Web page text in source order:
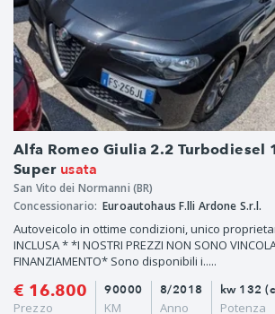
Alfa Romeo Giulia 2.2 Turbodiesel
Super usata
San Vito dei Normanni (BR)
Concessionario: Euroautohaus F.lli Ardone S.r.l.
Autoveicolo in ottime condizioni, unico
INCLUSA * *I NOSTRI PREZZI NON SONO
FINANZIAMENTO* Sono disponibili i.....
€ 16.800
Prezzo
8/2018
Anno
90000
KM
kw 132
Potenza